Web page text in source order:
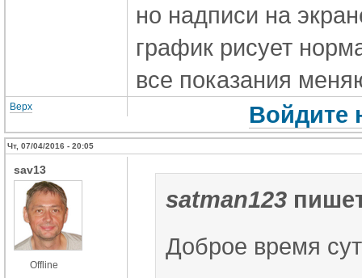
но надписи на
график рисует
все показания
Верх Войдите
Чт, 07/04/2016 - 20:05
sav13
Offline
satman123
Доброе время